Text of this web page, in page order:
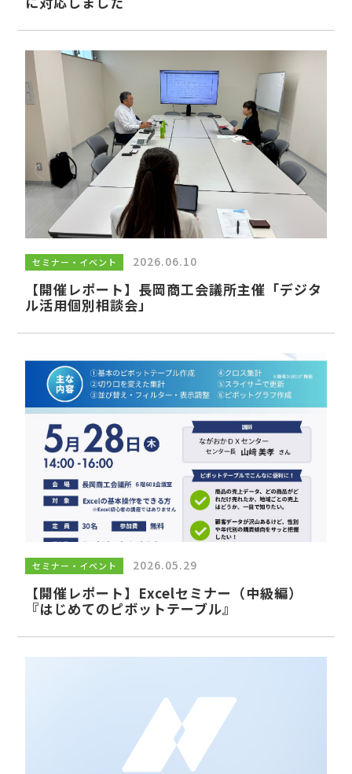
セミナー・イベント 2026.06.10
【開催レポート】長岡商工会議所主催「デジタ
ル活用個別相談会」
セミナー・イベント 2026.05.29
【開催レポート】Excelセミナー（中級編）
『はじめてのピボットテーブル』